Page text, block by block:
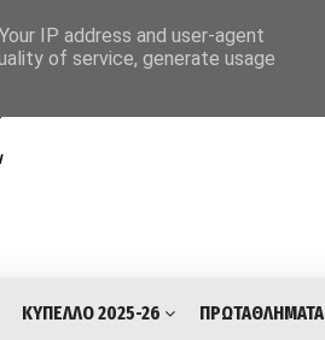
ΚΥΠΕΛΛΟ 2025-26 ΠΡΩΤΑΘΛΗΜΑΤΑ
IP address and user-agent
of service, generate usage